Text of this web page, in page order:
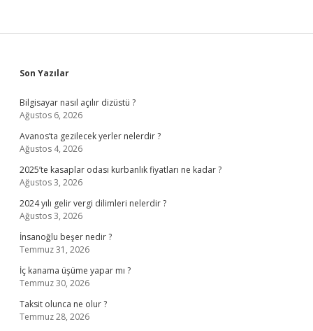
Sidebar
Son Yazılar
Bilgisayar nasıl açılır dizüstü ?
Ağustos 6, 2026
Avanos’ta gezilecek yerler nelerdir ?
Ağustos 4, 2026
2025’te kasaplar odası kurbanlık fiyatları ne kadar ?
Ağustos 3, 2026
2024 yılı gelir vergi dilimleri nelerdir ?
Ağustos 3, 2026
İnsanoğlu beşer nedir ?
Temmuz 31, 2026
İç kanama üşüme yapar mı ?
Temmuz 30, 2026
Taksit olunca ne olur ?
Temmuz 28, 2026